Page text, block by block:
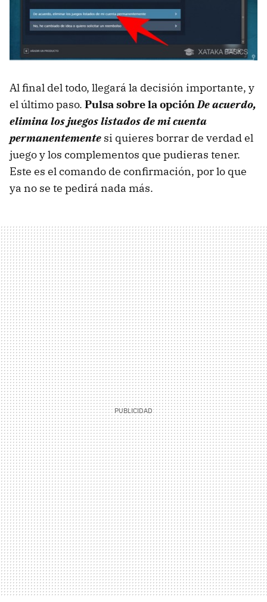
Al final del todo, llegará la decisión importante, y
el último paso. Pulsa sobre la opciónDe acuerdo,
elimina los juegos listados de mi cuenta
permanentemente si quieres borrar de verdad el
juego y los complementos que pudieras tener.
Este es el comando de confirmación, por lo que
ya no se te pedirá nada más.